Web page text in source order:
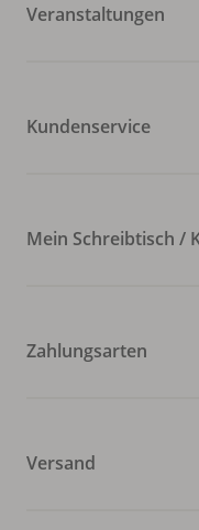
Veranstaltungen
Kundenservice
Mein Schreibtisch /
Zahlungsarten
Versand